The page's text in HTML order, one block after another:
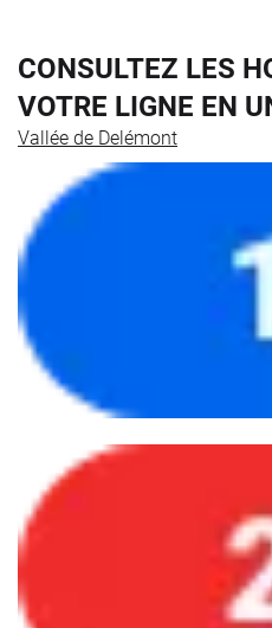
CONSULTEZ LES
VOTRE LIGNE EN
Vallée de Delémont